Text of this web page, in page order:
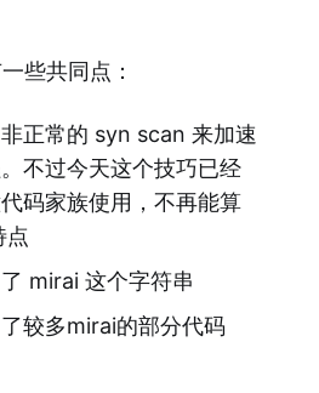
些共同点：
正常的 syn scan 来加速
不过今天这个技巧已经
码家族使用，不再能算
点
mirai 这个字符串
较多mirai的部分代码